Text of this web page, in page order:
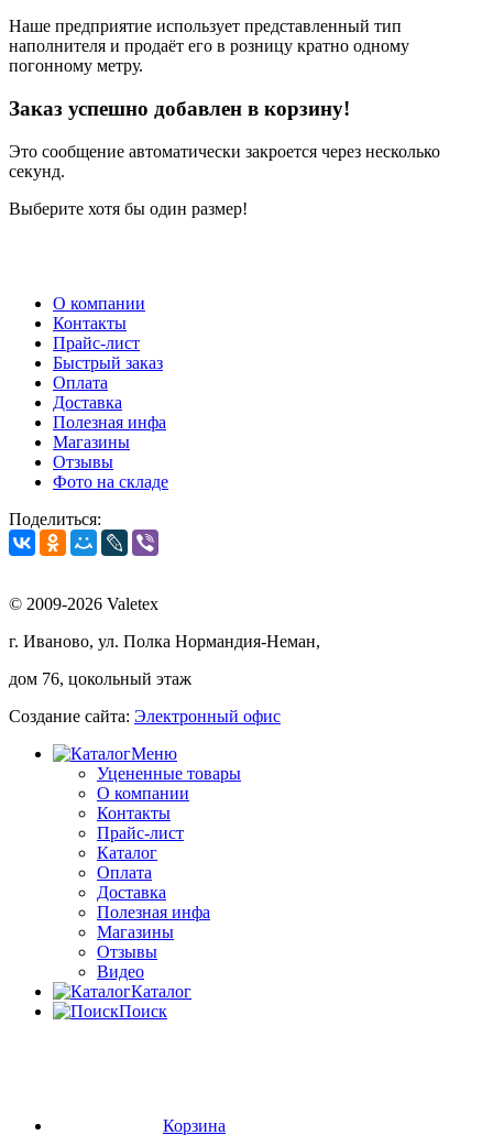
Наше предприятие использует представленный тип
наполнителя и продаёт его в розницу кратно одному
погонному метру.
Заказ успешно добавлен в корзину!
Это сообщение автоматически закроется через несколько
секунд.
Выберите хотя бы один размер!
О компании
Контакты
Прайс-лист
Быстрый заказ
Оплата
Доставка
Полезная инфа
Магазины
Отзывы
Фото на складе
Поделиться:
© 2009-2026 Valetex
г. Иваново, ул. Полка Нормандия-Неман,
дом 76, цокольный этаж
Создание сайта: Электронный офис
Меню
Уцененные товары
О компании
Контакты
Прайс-лист
Каталог
Оплата
Доставка
Полезная инфа
Магазины
Отзывы
Видео
Каталог
Поиск
Корзина